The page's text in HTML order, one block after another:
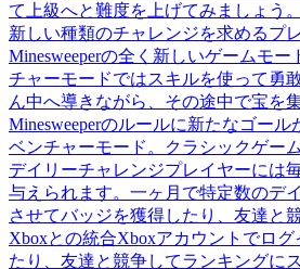
て上級へと難度を上げてみましょう
新しい種類のチャレンジを求めるプ
Minesweeperの全く新しいゲームモ
チャーモードではスキルを使って勇
ん中へ導きながら、その途中で宝を
Minesweeperのルールに新たなゴー
ベンチャーモード。クラシックゲー
デイリーチャレンジプレイヤーには
与えられます。一ヶ月で特定数のデ
させてバッジを獲得したり、友達と
Xboxとの統合Xboxアカウントでロ
たり、友達と競争してランキングに